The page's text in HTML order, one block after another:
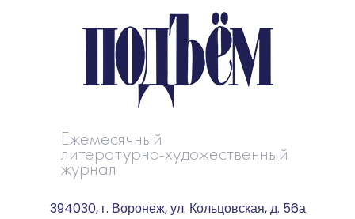
Ежемесячный
литературно-художественный
журнал
394030, г. Воронеж, ул. Кольцовская, д. 56а